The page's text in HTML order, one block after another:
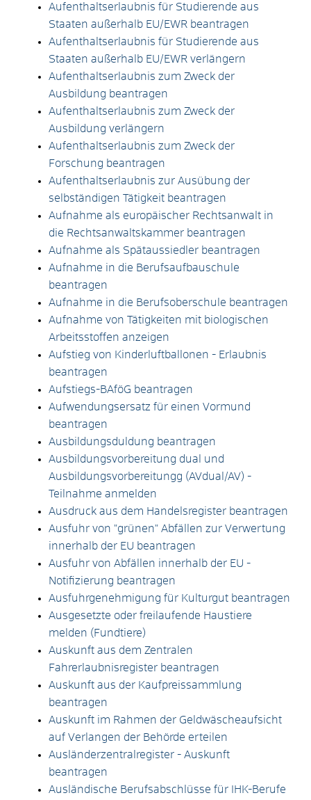
Aufenthaltserlaubnis für Studierende aus
Staaten außerhalb EU/EWR beantragen
Aufenthaltserlaubnis für Studierende aus
Staaten außerhalb EU/EWR verlängern
Aufenthaltserlaubnis zum Zweck der
Ausbildung beantragen
Aufenthaltserlaubnis zum Zweck der
Ausbildung verlängern
Aufenthaltserlaubnis zum Zweck der
Forschung beantragen
Aufenthaltserlaubnis zur Ausübung der
selbständigen Tätigkeit beantragen
Aufnahme als europäischer Rechtsanwalt in
die Rechtsanwaltskammer beantragen
Aufnahme als Spätaussiedler beantragen
Aufnahme in die Berufsaufbauschule
beantragen
Aufnahme in die Berufsoberschule beantragen
Aufnahme von Tätigkeiten mit biologischen
Arbeitsstoffen anzeigen
Aufstieg von Kinderluftballonen - Erlaubnis
beantragen
Aufstiegs-BAföG beantragen
Aufwendungsersatz für einen Vormund
beantragen
Ausbildungsduldung beantragen
Ausbildungsvorbereitung dual und
Ausbildungsvorbereitungg (AVdual/AV) -
Teilnahme anmelden
Ausdruck aus dem Handelsregister beantragen
Ausfuhr von "grünen" Abfällen zur Verwertung
innerhalb der EU beantragen
Ausfuhr von Abfällen innerhalb der EU -
Notifizierung beantragen
Ausfuhrgenehmigung für Kulturgut beantragen
Ausgesetzte oder freilaufende Haustiere
melden (Fundtiere)
Auskunft aus dem Zentralen
Fahrerlaubnisregister beantragen
Auskunft aus der Kaufpreissammlung
beantragen
Auskunft im Rahmen der Geldwäscheaufsicht
auf Verlangen der Behörde erteilen
Ausländerzentralregister - Auskunft
beantragen
Ausländische Berufsabschlüsse für IHK-Berufe